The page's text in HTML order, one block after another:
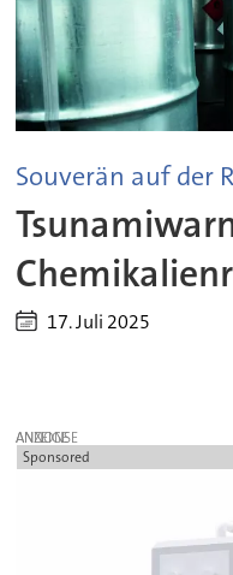
Souverän auf der
17. Juli 2025
ANZEIGE
Sponsored